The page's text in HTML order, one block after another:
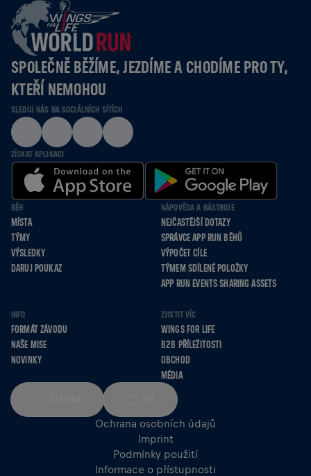
SPOLEČNĚ BĚŽÍME, JEZDÍME A CHODÍME PRO TY,
KTEŘÍ NEMOHOU
SLEDUJ NÁS NA SOCIÁLNÍCH SÍTÍCH
ZÍSKAT APLIKACI
BĚH
MÍSTA
TÝMY
VÝSLEDKY
DARUJ POUKAZ
NÁPOVĚDA A NÁSTROJE
NEJČASTĚJŠÍ DOTAZY
SPRÁVCE APP RUN BĚHŮ
VÝPOČET CÍLE
TÝMEM SDÍLENÉ POLOŽKY
APP RUN EVENTS SHARING ASSETS
INFO
FORMÁT ZÁVODU
NAŠE MISE
NOVINKY
ZJISTIT VÍC
WINGS FOR LIFE
B2B PŘÍLEŽITOSTI
OBCHOD
MÉDIA
Ochrana osobních údajů
Imprint
Podmínky použití
Informace o přístupnosti